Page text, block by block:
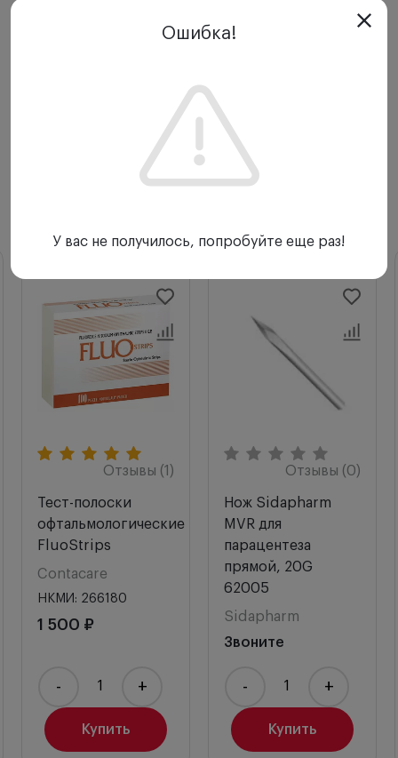
Отзывы (1)
Тест-полоски
офтальмологические
FluoStrips
Contacare
НКМИ: 266180
1 500 ₽
Купить
- +
Отзывы (0)
Нож Sidapharm
MVR для
парацентеза
прямой, 20G
62005
Sidapharm
Звоните
Купить
- +
Ошибка!
У вас не получилось, попробуйте еще раз!